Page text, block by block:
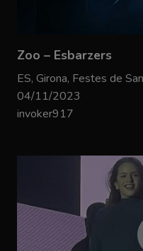
Zoo – Esbarzers
ES, Girona, Festes de
04/11/2023
invoker917